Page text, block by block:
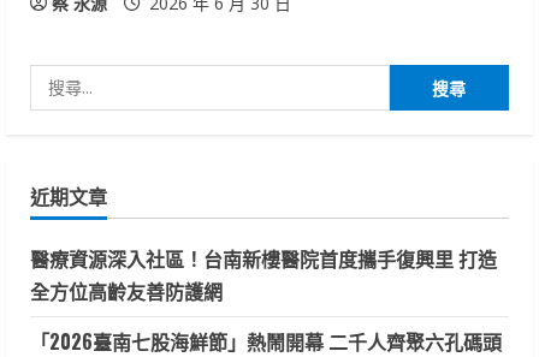
尋
字:
近期文章
醫療資源深入社區！台南新樓醫院首度攜手復興里 打造
全方位高齡友善防護網
「2026臺南七股海鮮節」熱鬧開幕 二千人齊聚六孔碼頭